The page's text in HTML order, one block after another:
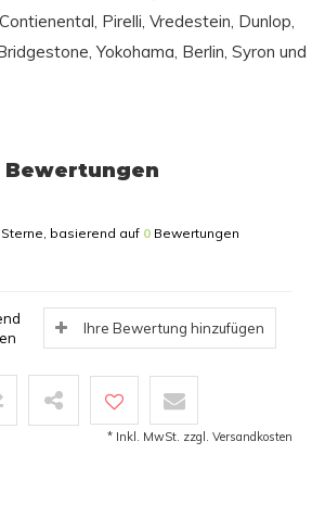
Pirelli, Vredestein, Dunlop,
Yokohama, Berlin, Syron und
Bewertungen
Sterne, basierend auf 0 Bewertungen
Ihre Bewertung hinzufügen
* Inkl. MwSt. zzgl. Versandkosten